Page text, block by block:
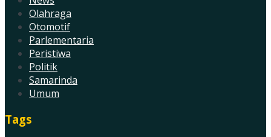
Olahraga
Otomotif
Parlementaria
Peristiwa
Politik
Samarinda
Umum
Tags